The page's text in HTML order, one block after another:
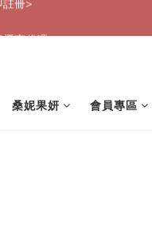
桑妮果妍 會員專區